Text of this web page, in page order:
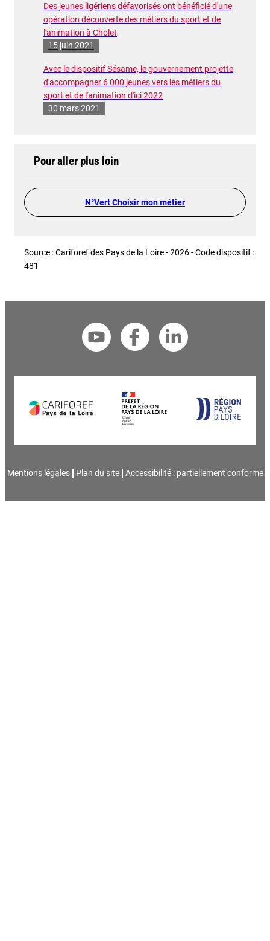
Des jeunes ligériens défavorisés ont bénéficié d'une
opération découverte des métiers du sport et de
l'animation à Cholet
15 juin 2021
Avec le dispositif Sésame, le gouvernement projette
d'accompagner 6 000 jeunes vers les métiers du
sport et de l'animation d'ici 2022
30 mars 2021
Pour aller plus loin
N°Vert Choisir mon métier
Source : Cariforef des Pays de la Loire - 2026 - Code dispositif :
481
Mentions légales Plan du site Accessibilité : partiellement conforme